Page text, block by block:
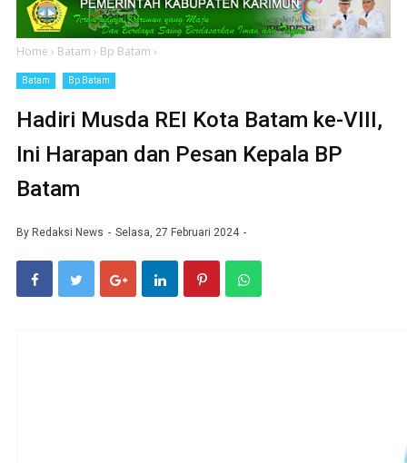
Home › Batam › Bp Batam ›
Batam Bp Batam
Hadiri Musda REI Kota Batam ke-VIII,
Ini Harapan dan Pesan Kepala BP
Batam
By Redaksi News Selasa, 27 Februari 2024